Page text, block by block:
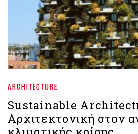
ARCHITECTURE
Sustainable
Αρχιτεκτονική στον